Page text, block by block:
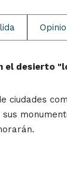
el desierto
ciudades